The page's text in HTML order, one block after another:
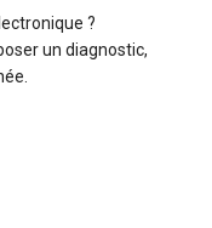
?
un diagnostic,